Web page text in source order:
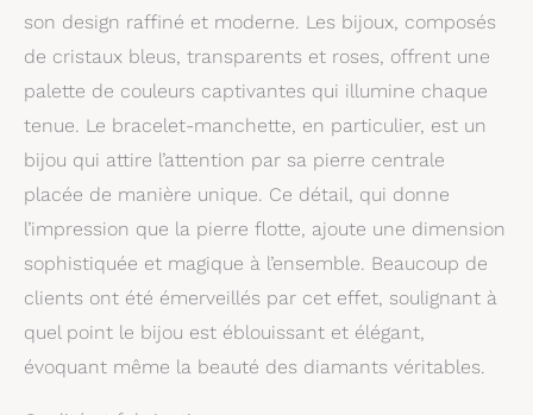
réunissent pour faire de
cet élégant bracelet
Swarovski ; un ajout
intemporel à toute
éblouissant pour un
ami ou un être cher
Conçu pour durer : les
bijoux Swarovski
conservent leur
brillance lorsque des
simples sont observées;
retirez-les avant tout
contact avec de l'eau,
son design raffiné et moderne. Les bijoux, composés
de cristaux bleus, transparents et roses, offrent une
palette de couleurs captivantes qui illumine chaque
tenue. Le bracelet-manchette, en particulier, est un
bijou qui attire l’attention par sa pierre centrale
placée de manière unique. Ce détail, qui donne
l’impression que la pierre flotte, ajoute une dimension
sophistiquée et magique à l’ensemble. Beaucoup de
clients ont été émerveillés par cet effet, soulignant à
quel point le bijou est éblouissant et élégant,
évoquant même la beauté des diamants véritables.